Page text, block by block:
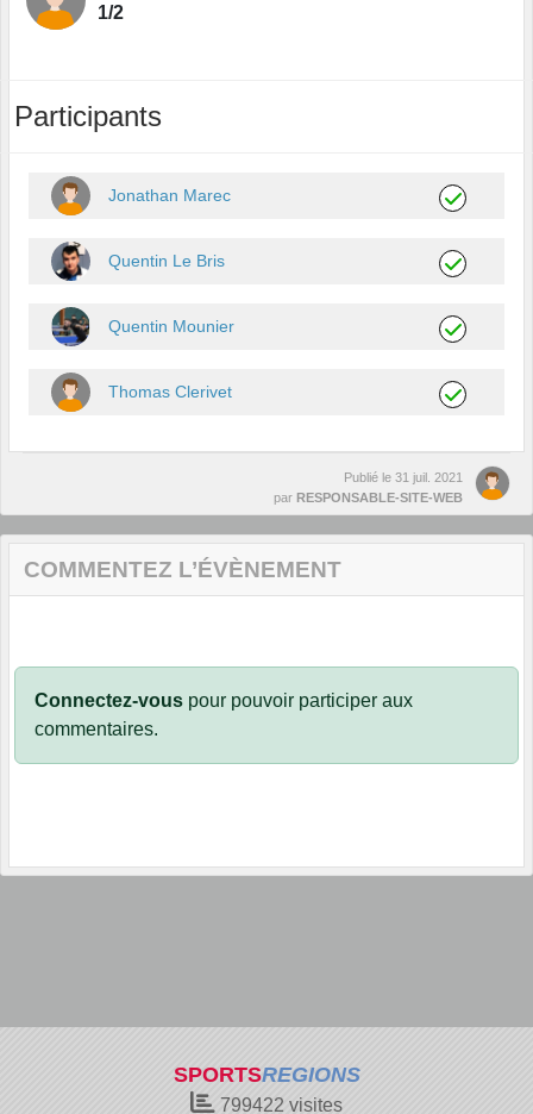
1/2
Participants
Jonathan Marec
Quentin Le Bris
Quentin Mounier
Thomas Clerivet
Publié le 31 juil. 2021
par RESPONSABLE-SITE-WEB
COMMENTEZ L’ÉVÈNEMENT
Connectez-vous pour pouvoir participer aux
commentaires.
SPORTSREGIONS
799422 visites